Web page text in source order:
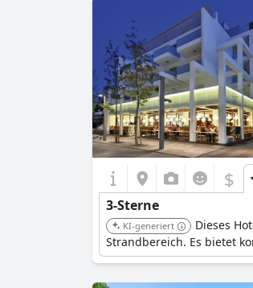
$
3-Sterne
KI-generiert
Dieses
Strandbereich. Es bietet